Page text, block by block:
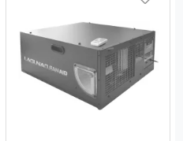
Частота обертання: 50 -
3500 об/хв
Максимальна довжина
заготівлі: 48 см